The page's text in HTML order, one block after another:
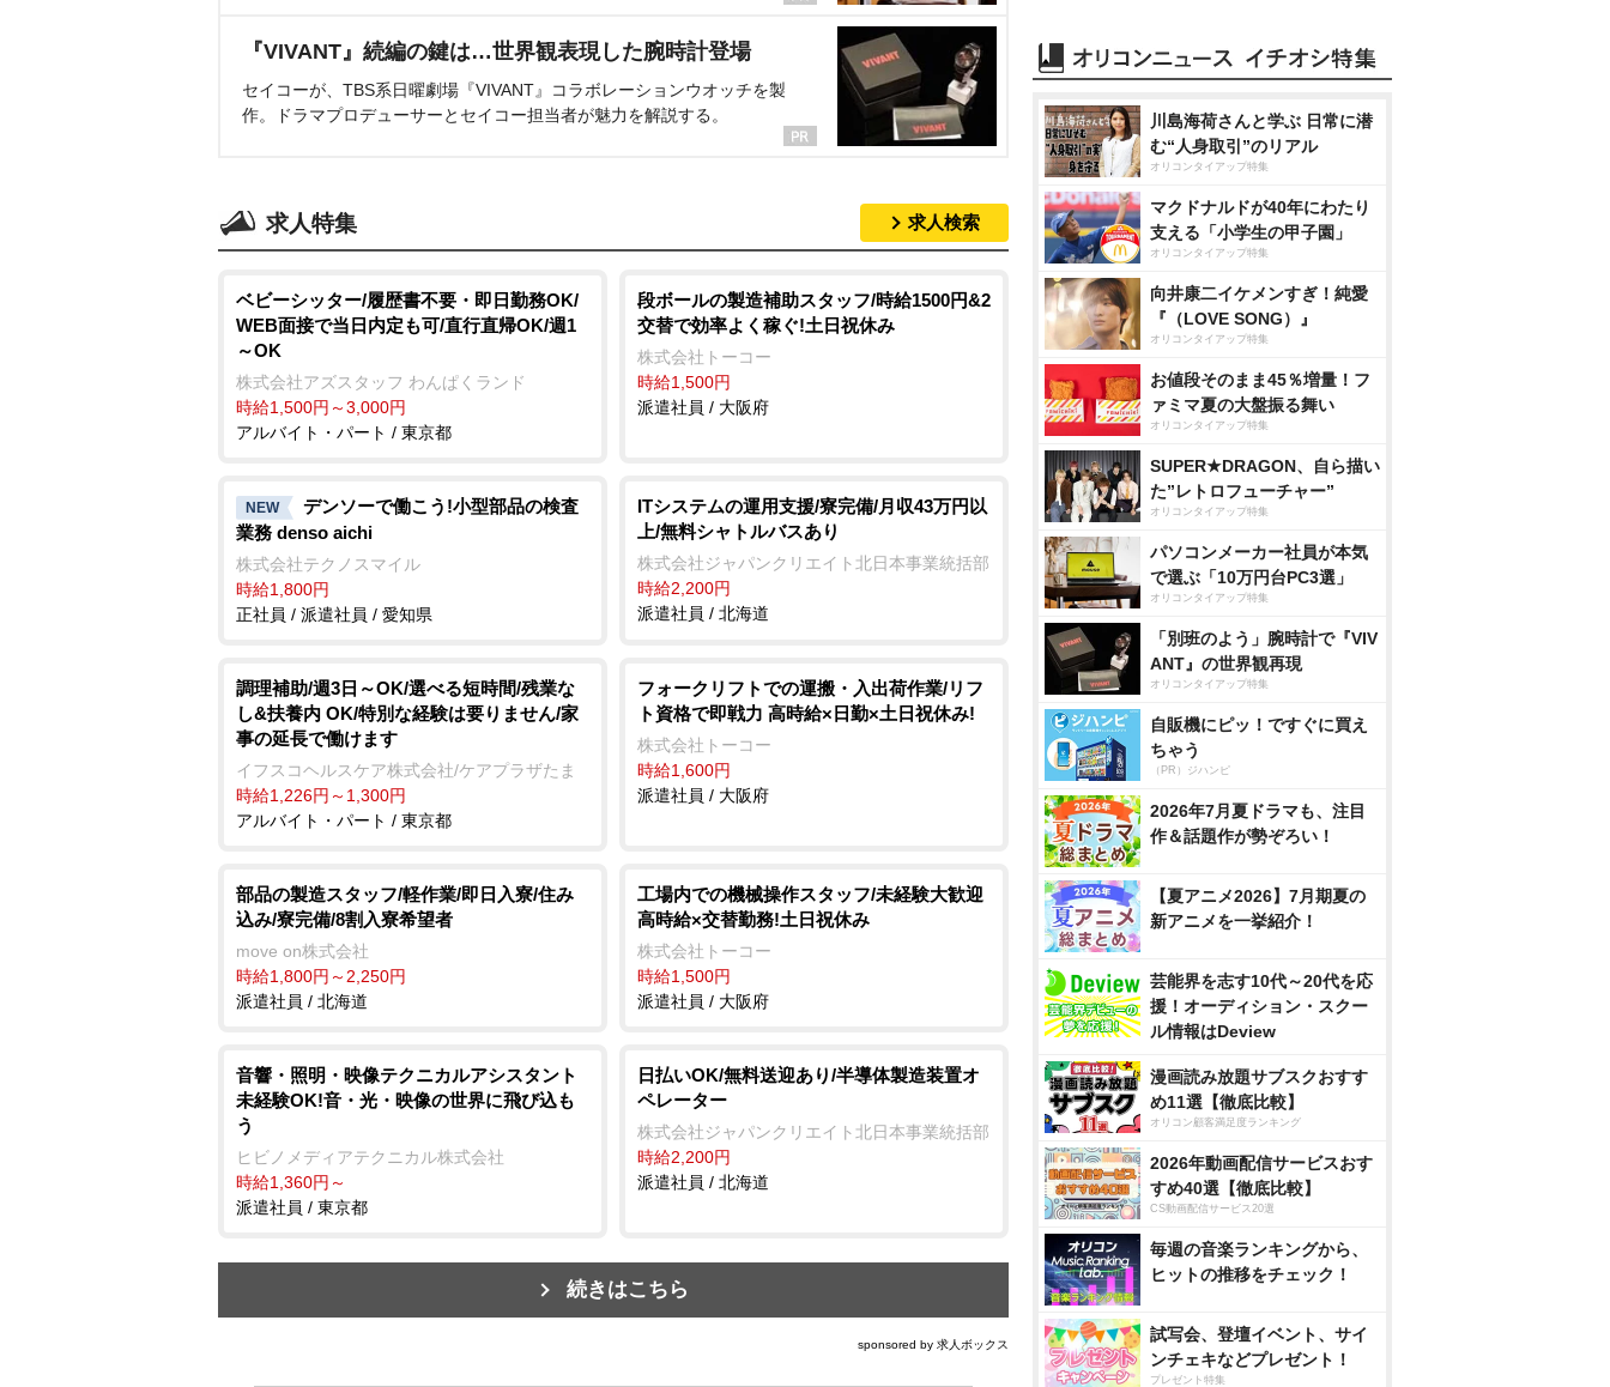
『VIVANT』続編の鍵は…世界観表現した腕時計登場
セイコーが、TBS系日曜劇場『VIVANT』コラボレーションウオッチを製
作。ドラマプロデューサーとセイコー担当者が魅力を解説する。
求人特集 求人検索
ベビーシッター/履歴書不要・即日勤務OK/
WEB面接で当日内定も可/直行直帰OK/週1
～OK
株式会社アズスタッフ わんぱくランド
時給1,500円～3,000円
アルバイト・パート / 東京都
段ボールの製造補助スタッフ/時給1500円&2
交替で効率よく稼ぐ!土日祝休み
株式会社トーコー
時給1,500円
派遣社員 / 大阪府
NEW
デンソーで働こう!小型部品の検査
業務 denso aichi
株式会社テクノスマイル
時給1,800円
正社員 / 派遣社員 / 愛知県
ITシステムの運用支援/寮完備/月収43万円以
上/無料シャトルバスあり
株式会社ジャパンクリエイト北日本事業統括部
時給2,200円
派遣社員 / 北海道
調理補助/週3日～OK/選べる短時間/残業な
し&扶養内 OK/特別な経験は要りません/家
事の延長で働けます
イフスコヘルスケア株式会社/ケアプラザたま
時給1,226円～1,300円
アルバイト・パート / 東京都
フォークリフトでの運搬・入出荷作業/リフ
ト資格で即戦力 高時給×日勤×土日祝休み!
株式会社トーコー
時給1,600円
派遣社員 / 大阪府
部品の製造スタッフ/軽作業/即日入寮/住み
込み/寮完備/8割入寮希望者
move on株式会社
時給1,800円～2,250円
派遣社員 / 北海道
工場内での機械操作スタッフ/未経験大歓迎
高時給×交替勤務!土日祝休み
株式会社トーコー
時給1,500円
派遣社員 / 大阪府
音響・照明・映像テクニカルアシスタント
未経験OK!音・光・映像の世界に飛び込も
う
ヒビノメディアテクニカル株式会社
時給1,360円～
派遣社員 / 東京都
日払いOK/無料送迎あり/半導体製造装置オ
ペレーター
株式会社ジャパンクリエイト北日本事業統括部
時給2,200円
派遣社員 / 北海道
続きはこちら
sponsored by 求人ボックス
川島海荷さんと学ぶ 日常に潜
む“人身取引”のリアル
オリコンタイアップ特集
マクドナルドが40年にわたり
支える「小学生の甲子園」
オリコンタイアップ特集
向井康二イケメンすぎ！純愛
『（LOVE SONG）』
オリコンタイアップ特集
お値段そのまま45％増量！フ
ァミマ夏の大盤振る舞い
オリコンタイアップ特集
SUPER★DRAGON、自ら描い
た”レトロフューチャー”
オリコンタイアップ特集
パソコンメーカー社員が本気
で選ぶ「10万円台PC3選」
オリコンタイアップ特集
「別班のよう」腕時計で『VIV
ANT』の世界観再現
オリコンタイアップ特集
自販機にピッ！ですぐに買え
ちゃう
（PR）ジハンピ
2026年7月夏ドラマも、注目
作＆話題作が勢ぞろい！
【夏アニメ2026】7月期夏の
新アニメを一挙紹介！
芸能界を志す10代～20代を応
援！オーディション・スクー
ル情報はDeview
漫画読み放題サブスクおすす
め11選【徹底比較】
オリコン顧客満足度ランキング
2026年動画配信サービスおす
すめ40選【徹底比較】
CS動画配信サービス20選
毎週の音楽ランキングから、
ヒットの推移をチェック！
試写会、登壇イベント、サイ
ンチェキなどプレゼント！
プレゼント特集